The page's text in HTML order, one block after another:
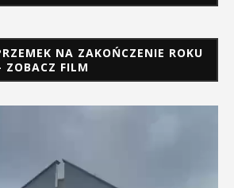
NA ZAKOŃCZENIE ROKU
ZOBACZ FILM